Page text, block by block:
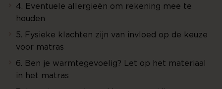
4. Eventuele allergieën om rekening mee te
houden
5. Fysieke klachten zijn van invloed op de keuze
voor matras
6. Ben je warmtegevoelig? Let op het materiaal
in het matras